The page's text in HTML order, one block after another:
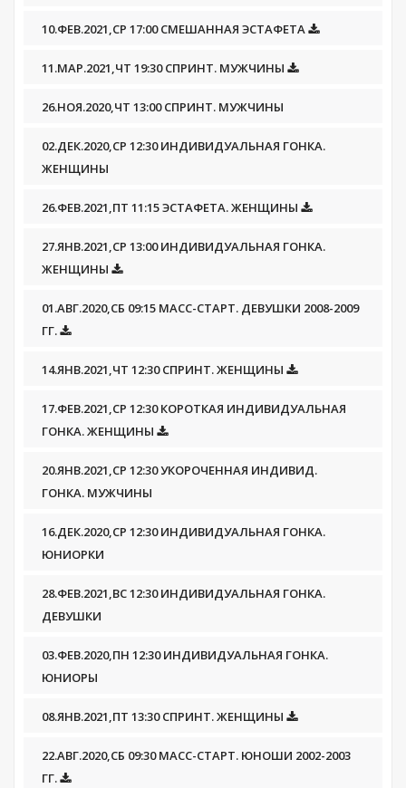
10.ФЕВ.2021,СР 17:00 СМЕШАННАЯ ЭСТАФЕТА
11.МАР.2021,ЧТ 19:30 СПРИНТ. МУЖЧИНЫ
26.НОЯ.2020,ЧТ 13:00 СПРИНТ. МУЖЧИНЫ
02.ДЕК.2020,СР 12:30 ИНДИВИДУАЛЬНАЯ ГОНКА.
ЖЕНЩИНЫ
26.ФЕВ.2021,ПТ 11:15 ЭСТАФЕТА. ЖЕНЩИНЫ
27.ЯНВ.2021,СР 13:00 ИНДИВИДУАЛЬНАЯ ГОНКА.
ЖЕНЩИНЫ
01.АВГ.2020,СБ 09:15 МАСС-СТАРТ. ДЕВУШКИ 2008-2009
ГГ.
14.ЯНВ.2021,ЧТ 12:30 СПРИНТ. ЖЕНЩИНЫ
17.ФЕВ.2021,СР 12:30 КОРОТКАЯ ИНДИВИДУАЛЬНАЯ
ГОНКА. ЖЕНЩИНЫ
20.ЯНВ.2021,СР 12:30 УКОРОЧЕННАЯ ИНДИВИД.
ГОНКА. МУЖЧИНЫ
16.ДЕК.2020,СР 12:30 ИНДИВИДУАЛЬНАЯ ГОНКА.
ЮНИОРКИ
28.ФЕВ.2021,ВС 12:30 ИНДИВИДУАЛЬНАЯ ГОНКА.
ДЕВУШКИ
03.ФЕВ.2020,ПН 12:30 ИНДИВИДУАЛЬНАЯ ГОНКА.
ЮНИОРЫ
08.ЯНВ.2021,ПТ 13:30 СПРИНТ. ЖЕНЩИНЫ
22.АВГ.2020,СБ 09:30 МАСС-СТАРТ. ЮНОШИ 2002-2003
ГГ.